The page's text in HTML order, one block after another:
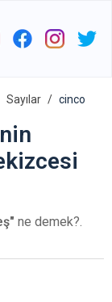
Sayılar cinco
ne demek?.